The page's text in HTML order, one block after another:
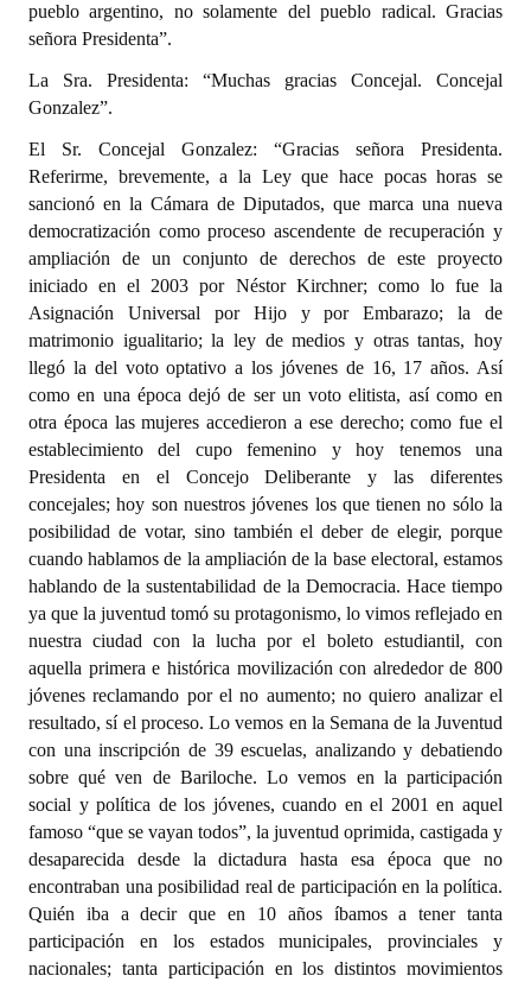
pueblo argentino, no solamente del pueblo radical. Gracias
señora Presidenta”.
La Sra. Presidenta: “Muchas gracias Concejal. Concejal
Gonzalez”.
El Sr. Concejal Gonzalez: “Gracias señora Presidenta.
Referirme, brevemente, a la Ley que hace pocas horas se
sancionó en la Cámara de Diputados, que marca una nueva
democratización como proceso ascendente de recuperación y
ampliación de un conjunto de derechos de este proyecto
iniciado en el 2003 por Néstor Kirchner; como lo fue la
Asignación Universal por Hijo y por Embarazo; la de
matrimonio igualitario; la ley de medios y otras tantas, hoy
llegó la del voto optativo a los jóvenes de 16, 17 años. Así
como en una época dejó de ser un voto elitista, así como en
otra época las mujeres accedieron a ese derecho; como fue el
establecimiento del cupo femenino y hoy tenemos una
Presidenta en el Concejo Deliberante y las diferentes
concejales; hoy son nuestros jóvenes los que tienen no sólo la
posibilidad de votar, sino también el deber de elegir, porque
cuando hablamos de la ampliación de la base electoral, estamos
hablando de la sustentabilidad de la Democracia. Hace tiempo
ya que la juventud tomó su protagonismo, lo vimos reflejado en
nuestra ciudad con la lucha por el boleto estudiantil, con
aquella primera e histórica movilización con alrededor de 800
jóvenes reclamando por el no aumento; no quiero analizar el
resultado, sí el proceso. Lo vemos en la Semana de la Juventud
con una inscripción de 39 escuelas, analizando y debatiendo
sobre qué ven de Bariloche. Lo vemos en la participación
social y política de los jóvenes, cuando en el 2001 en aquel
famoso “que se vayan todos”, la juventud oprimida, castigada y
desaparecida desde la dictadura hasta esa época que no
encontraban una posibilidad real de participación en la política.
Quién iba a decir que en 10 años íbamos a tener tanta
participación en los estados municipales, provinciales y
nacionales; tanta participación en los distintos movimientos